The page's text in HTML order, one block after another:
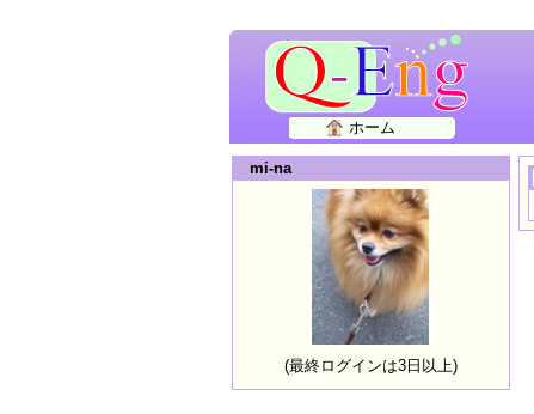
ホーム
mi-na
(最終ログインは3日以上)